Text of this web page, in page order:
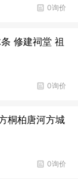
0询价
修建祠堂 祖
0询价
桐柏唐河方城
0询价